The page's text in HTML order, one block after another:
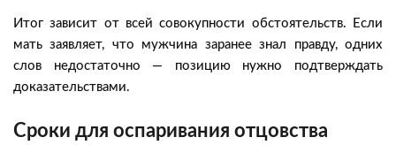
Итог зависит от всей совокупности обстоятельств. Если
мать заявляет, что мужчина заранее знал правду, одних
слов недостаточно — позицию нужно подтверждать
доказательствами.
Сроки для оспаривания отцовства